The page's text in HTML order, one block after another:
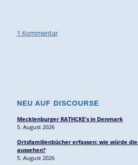
1 Kommentar
NEU AUF DISCOURSE
Mecklenburger RATHCKE's in Denmark
5. August 2026
Ortsfamilienbücher erfassen: wie würde
aussehen?
5. August 2026